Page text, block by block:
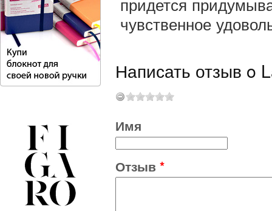
чувственное
Написать отзыв o
Имя
Отзыв *